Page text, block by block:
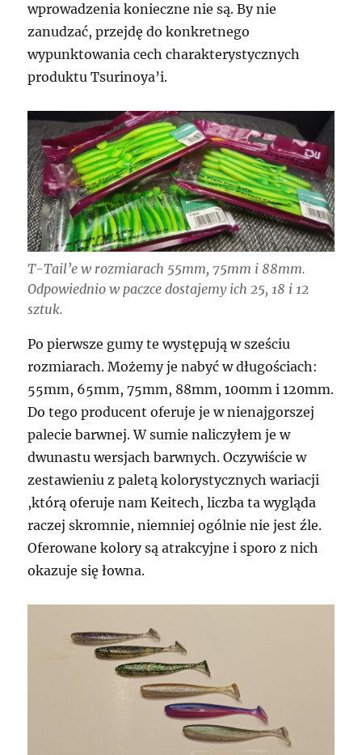
wprowadzenia konieczne nie są. By nie
zanudzać, przejdę do konkretnego
wypunktowania cech charakterystycznych
produktu Tsurinoya’i.
T-Tail’e w rozmiarach 55mm, 75mm i 88mm.
Odpowiednio w paczce dostajemy ich 25, 18 i 12
sztuk.
Po pierwsze gumy te występują w sześciu
rozmiarach. Możemy je nabyć w długościach:
55mm, 65mm, 75mm, 88mm, 100mm i 120mm.
Do tego producent oferuje je w nienajgorszej
palecie barwnej. W sumie naliczyłem je w
dwunastu wersjach barwnych. Oczywiście w
zestawieniu z paletą kolorystycznych wariacji
,którą oferuje nam Keitech, liczba ta wygląda
raczej skromnie, niemniej ogólnie nie jest źle.
Oferowane kolory są atrakcyjne i sporo z nich
okazuje się łowna.